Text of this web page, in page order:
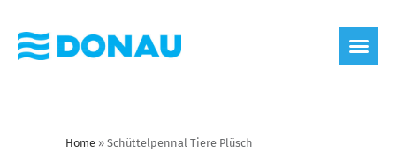
Home » Schüttelpennal Tiere Plüsch